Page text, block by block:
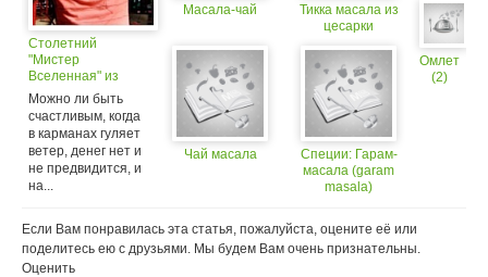
Столетний
"Мистер
Вселенная" из
Индии раскрыл
секреты своего
долголетия
Можно ли быть
счастливым, когда
в карманах гуляет
ветер, денег нет и
не предвидится, и
на...
Масала-чай
Чай масала
Тикка масала из
цесарки
Специи: Гарам-
масала (garam
masala)
Омлет
(2)
Если Вам понравилась эта статья, пожалуйста, оцените её или
поделитесь ею с друзьями. Мы будем Вам очень признательны.
Оценить